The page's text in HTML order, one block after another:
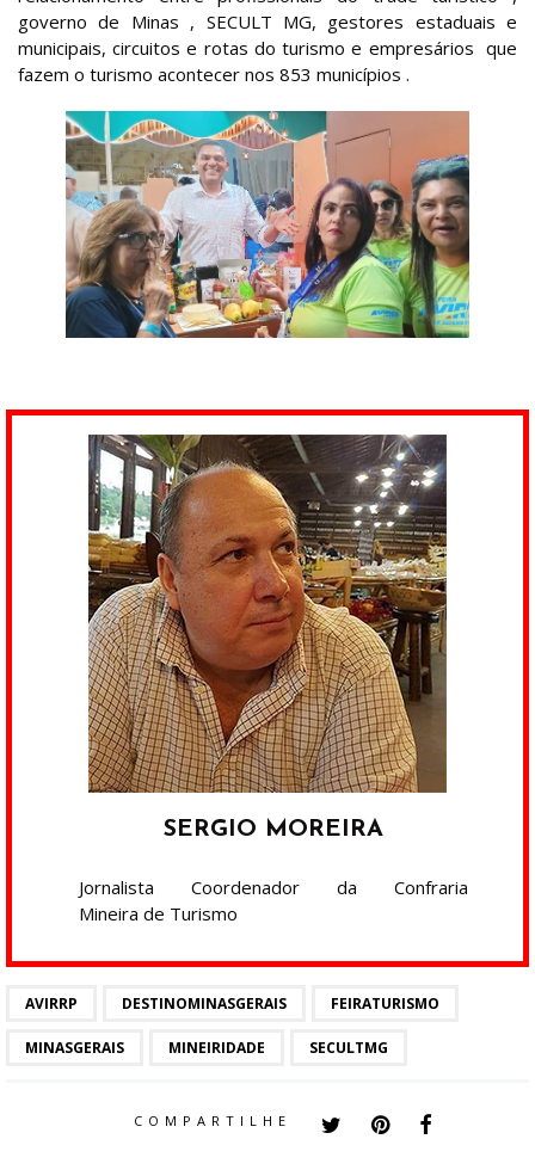
governo de Minas , SECULT MG, gestores estaduais e
municipais, circuitos e rotas do turismo e empresários que
fazem o turismo acontecer nos 853 municípios .
SERGIO MOREIRA
Jornalista Coordenador da Confraria
Mineira de Turismo
AVIRRP DESTINOMINASGERAIS FEIRATURISMO
MINASGERAIS MINEIRIDADE SECULTMG
COMPARTILHE